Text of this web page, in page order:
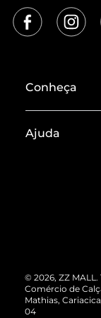
Conheça
Termos de
ZZ MALL é
Cartão
Vendas
Ajuda
Devolução
Compre
© 2026, ZZ
Comércio de
Mathias,
04